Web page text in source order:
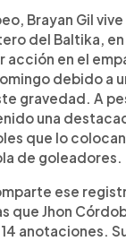
Brayan Gil
del Baltika, en
acción en el
debido a
gravedad. A
una
que lo
de goleadores.
ese
que Jhon
anotaciones.